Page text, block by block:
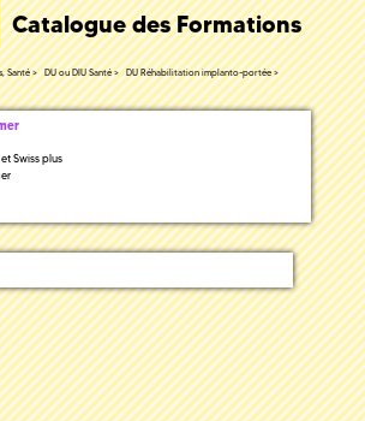
Catalogue des Formations
Santé DU ou DIU Santé DU Réhabilitation implanto-portée
Swiss plus